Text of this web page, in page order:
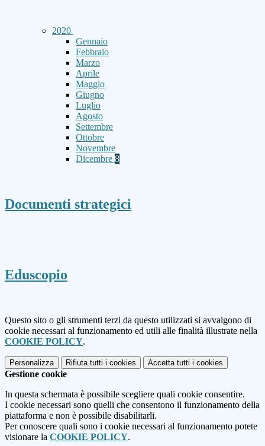
2020
Gennaio
Febbraio
Marzo
Aprile
Maggio
Giugno
Luglio
Agosto
Settembre
Ottobre
Novembre
Dicembre 8
Documenti strategici
Eduscopio
Questo sito o gli strumenti terzi da questo utilizzati si avvalgono di
cookie necessari al funzionamento ed utili alle finalità illustrate nella
COOKIE POLICY.
Personalizza Rifiuta tutti i cookies Accetta tutti i cookies
Gestione cookie
In questa schermata è possibile scegliere quali cookie consentire.
I cookie necessari sono quelli che consentono il funzionamento della
piattaforma e non è possibile disabilitarli.
Per conoscere quali sono i cookie necessari al funzionamento potete
visionare la COOKIE POLICY.